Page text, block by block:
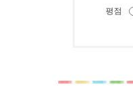
평점